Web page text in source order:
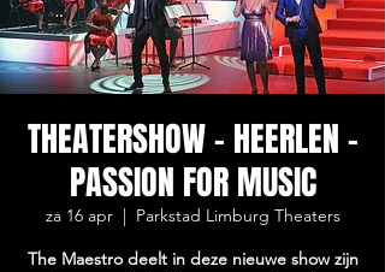
THEATERSHOW - HEERLEN -
PASSION FOR MUSIC
za 16 apr
  |
Parkstad Limburg Theaters
The Maestro deelt in deze nieuwe show zijn